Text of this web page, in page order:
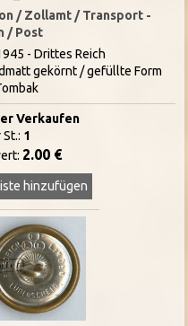
/ Zollamt / Transport -
/ Post
- Drittes Reich
gekörnt / gefüllte Form
Verkaufen
1
2.00 €
hinzufügen